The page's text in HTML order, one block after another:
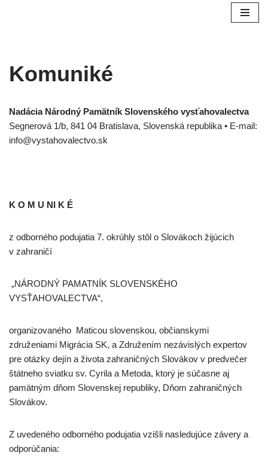
Komuniké
Nadácia Národný Pamätník Slovenského vysťahovalectva
Segnerová 1/b, 841 04 Bratislava, Slovenská republika • E-mail:
info@vystahovalectvo.sk
K O M U NI K É
z odborného podujatia 7. okrúhly stôl o Slovákoch žijúcich
v zahraničí
„NÁRODNÝ PAMATNÍK SLOVENSKÉHO
VYSŤAHOVALECTVA“,
organizovaného Maticou slovenskou, občianskymi
združeniami Migrácia SK, a Združením nezávislých expertov
pre otázky dejín a života zahraničných Slovákov v predvečer
štátneho sviatku sv. Cyrila a Metoda, ktorý je súčasne aj
pamätným dňom Slovenskej republiky, Dňom zahraničných
Slovákov.
Z uvedeného odborného podujatia vzišli nasledujúce závery a
odporúčania: